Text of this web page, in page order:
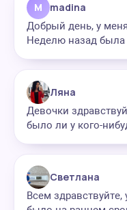
M madina
Добрый день, у
Неделю назад была
Ляна
Девочки
было ли у кого-
Светлана
Всем здравствуйте,